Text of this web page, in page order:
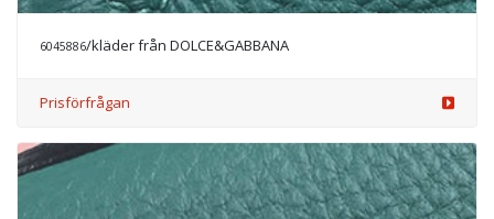
Prisförfrågan